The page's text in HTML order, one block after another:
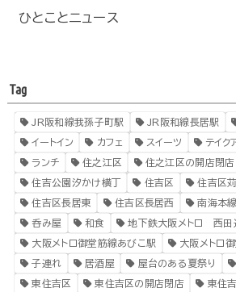
ひとことニュース
Tag
JR阪和線我孫子町駅 JR阪和線長居駅
イートイン カフェ スイーツ テイク
ランチ 住之江区 住之江区の開店閉店
住吉公園汐かけ横丁 住吉区 住吉区
住吉区長居東 住吉区長居西 南海本
呑み屋 和食 地下鉄大阪メトロ 西田
大阪メトロ御堂筋線あびこ駅 大阪メトロ
子連れ 居酒屋 屋台のある夏祭り
東住吉区 東住吉区の開店閉店 東住